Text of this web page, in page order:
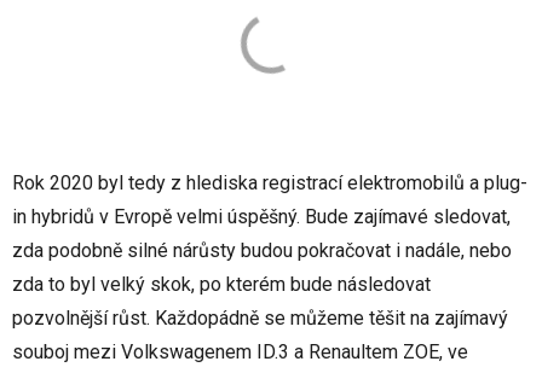
Rok 2020 byl tedy z hlediska registrací elektromobilů a plug-
in hybridů v Evropě velmi úspěšný. Bude zajímavé sledovat,
zda podobně silné nárůsty budou pokračovat i nadále, nebo
zda to byl velký skok, po kterém bude následovat
pozvolnější růst. Každopádně se můžeme těšit na zajímavý
souboj mezi Volkswagenem ID.3 a Renaultem ZOE, ve